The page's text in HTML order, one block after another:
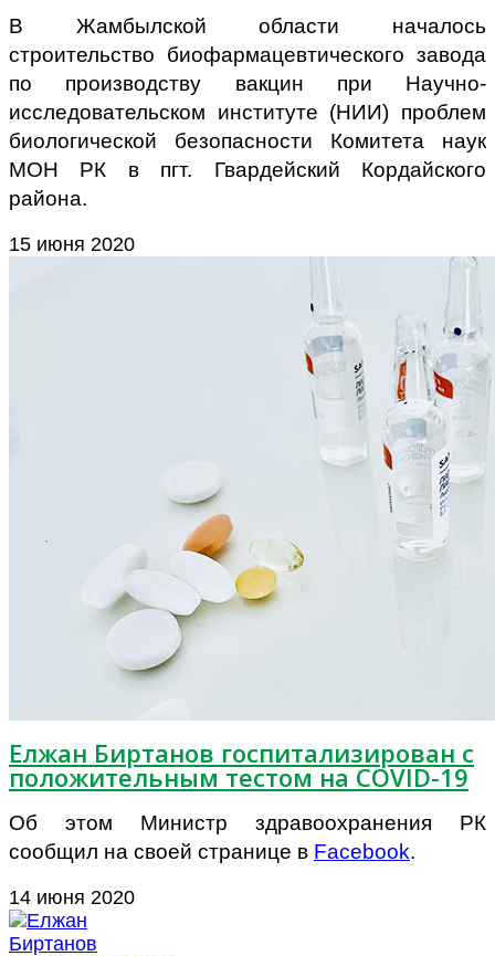
В Жамбылской области началось
строительство биофармацевтического завода
по производству вакцин при Научно-
исследовательском институте (НИИ) проблем
биологической безопасности Комитета наук
МОН РК в пгт. Гвардейский Кордайского
района.
15 июня 2020
Елжан Биртанов госпитализирован с
положительным тестом на COVID-19
Об этом Министр здравоохранения РК
сообщил на своей странице в Facebook.
14 июня 2020